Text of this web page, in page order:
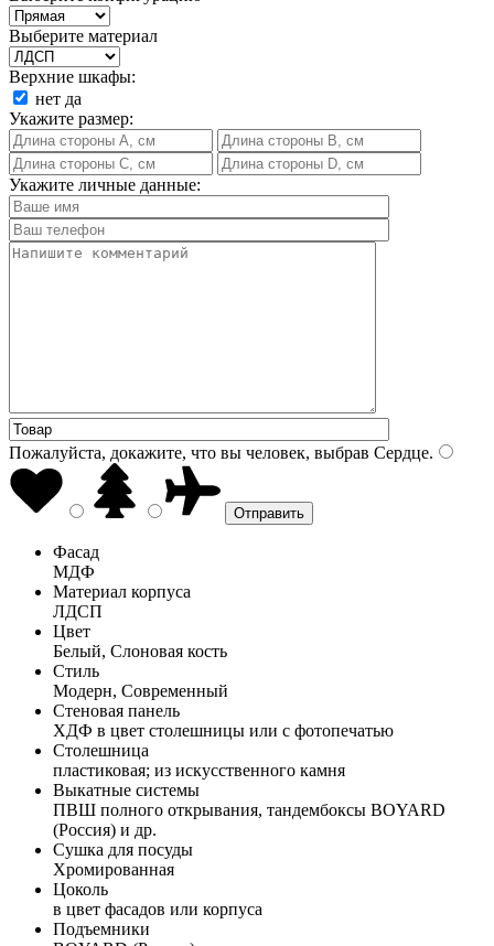
Выберите материал
Верхние шкафы:
нет да
Укажите размер:
Укажите личные данные:
Пожалуйста, докажите, что вы человек, выбрав Сердце.
Фасад
МДФ
Материал корпуса
ЛДСП
Цвет
Белый, Слоновая кость
Стиль
Модерн, Современный
Стеновая панель
ХДФ в цвет столешницы или с фотопечатью
Столешница
пластиковая; из искусственного камня
Выкатные системы
ПВШ полного открывания, тандембоксы BOYARD
(Россия) и др.
Сушка для посуды
Хромированная
Цоколь
в цвет фасадов или корпуса
Подъемники